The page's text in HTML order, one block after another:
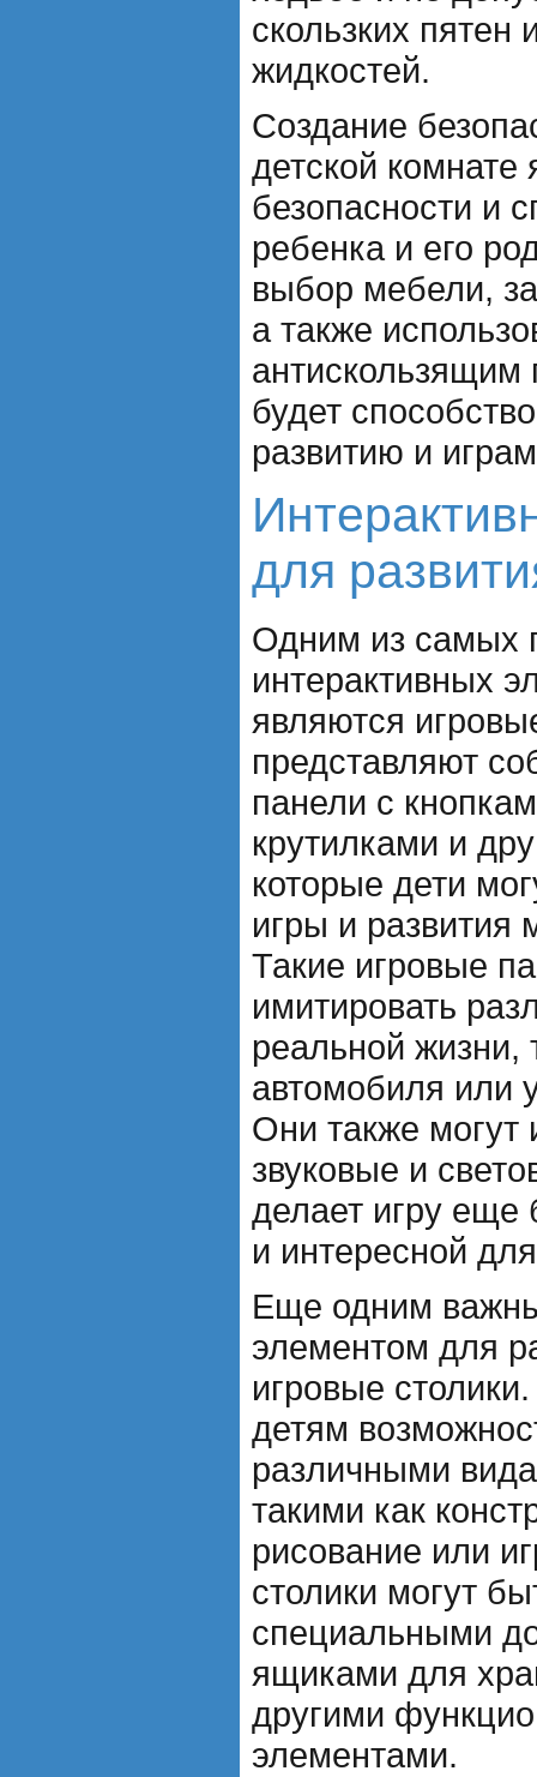
скользких пятен
жидкостей.
Создание
детской комнате
безопасности и
ребенка и его
выбор мебели,
а также
антискользящим
будет
развитию и
для
Одним из самых
интерактивных
являются
представляют
панели с
крутилками и
которые дети
игры и развития
Такие игровые
имитировать
реальной жизни,
автомобиля или
Они также могут
звуковые и
делает игру еще
и интересной
Еще одним
элементом для
игровые
детям
различными
такими как
рисование или
столики могут
специальными
ящиками для
другими
элементами.